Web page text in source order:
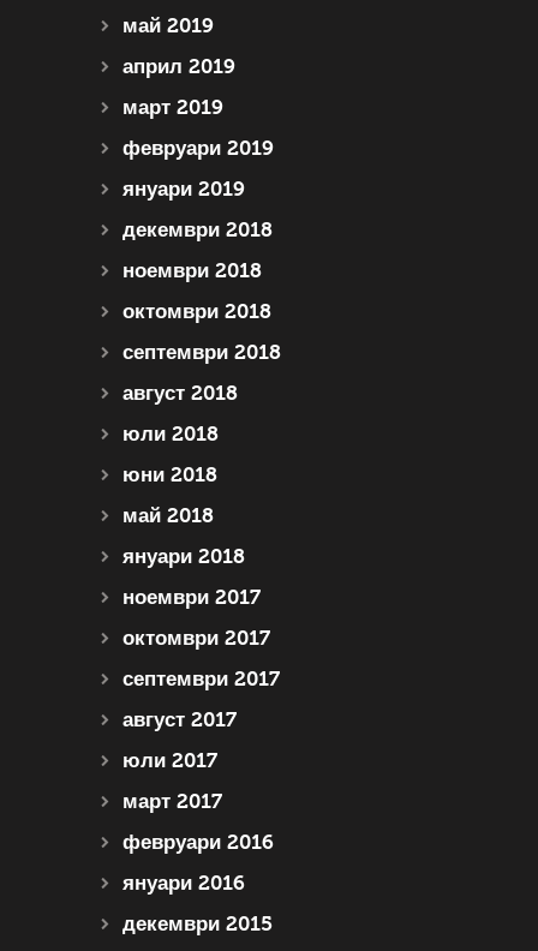
май 2019
април 2019
март 2019
февруари 2019
януари 2019
декември 2018
ноември 2018
октомври 2018
септември 2018
август 2018
юли 2018
юни 2018
май 2018
януари 2018
ноември 2017
октомври 2017
септември 2017
август 2017
юли 2017
март 2017
февруари 2016
януари 2016
декември 2015